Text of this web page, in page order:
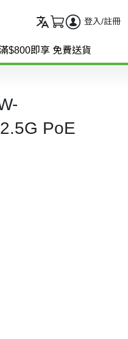
登入/註冊
$800即享 免費送貨
PoE